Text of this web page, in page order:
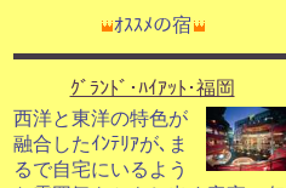
ｵｽｽﾒの宿
ｸﾞﾗﾝﾄﾞ･ﾊｲｱｯﾄ･福岡
西洋と東洋の特色が
融合したｲﾝﾃﾘｱが､ま
るで自宅にいるよう